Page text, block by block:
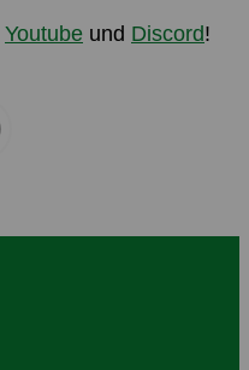
Youtube und Discord!